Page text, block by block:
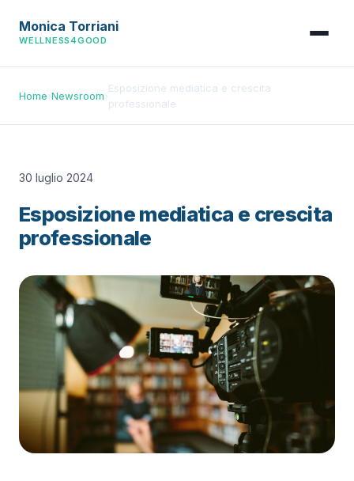
Monica Torriani
WELLNESS4GOOD
Home›Newsroom›
Esposizione mediatica e crescita
professionale
30 luglio 2024
Esposizione mediatica e crescita
professionale